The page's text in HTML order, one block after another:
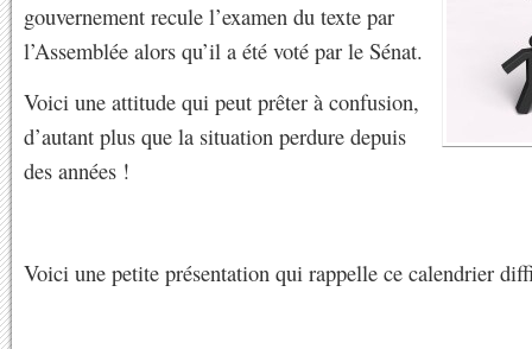
gouvernement recule l’examen du texte par
l’Assemblée alors qu’il a été voté par le Sénat.
Voici une attitude qui peut prêter à confusion,
d’autant plus que la situation perdure depuis
des années !
Voici une petite présentation qui rappelle ce calendrier